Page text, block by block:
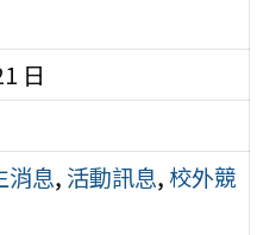
日
消息, 活動訊息,校外競